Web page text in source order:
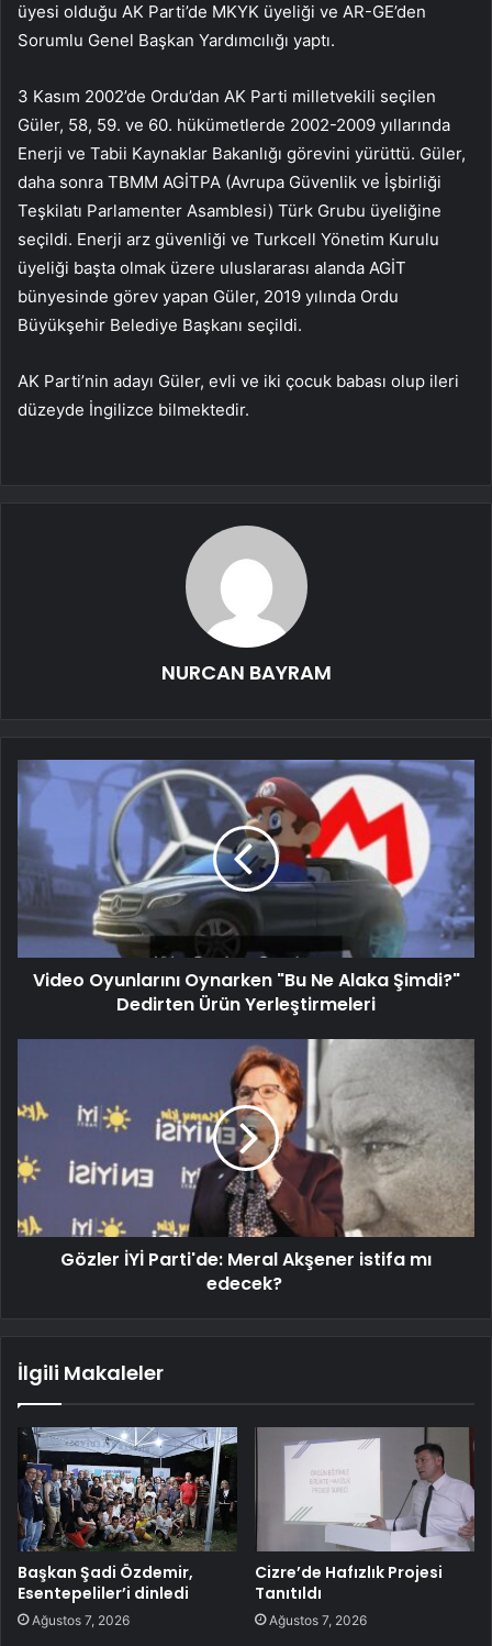
üyesi olduğu AK Parti’de MKYK üyeliği ve AR-GE’den
Sorumlu Genel Başkan Yardımcılığı yaptı.
3 Kasım 2002’de Ordu’dan AK Parti milletvekili seçilen
Güler, 58, 59. ve 60. hükümetlerde 2002-2009 yıllarında
Enerji ve Tabii Kaynaklar Bakanlığı görevini yürüttü. Güler,
daha sonra TBMM AGİTPA (Avrupa Güvenlik ve İşbirliği
Teşkilatı Parlamenter Asamblesi) Türk Grubu üyeliğine
seçildi. Enerji arz güvenliği ve Turkcell Yönetim Kurulu
üyeliği başta olmak üzere uluslararası alanda AGİT
bünyesinde görev yapan Güler, 2019 yılında Ordu
Büyükşehir Belediye Başkanı seçildi.
AK Parti’nin adayı Güler, evli ve iki çocuk babası olup ileri
düzeyde İngilizce bilmektedir.
NURCAN BAYRAM
Video Oyunlarını Oynarken "Bu Ne Alaka Şimdi?"
Dedirten Ürün Yerleştirmeleri
Gözler İYİ Parti'de: Meral Akşener istifa mı
edecek?
İlgili Makaleler
Başkan Şadi Özdemir,
Esentepeliler’i dinledi
Ağustos 7, 2026
Cizre’de Hafızlık Projesi
Tanıtıldı
Ağustos 7, 2026